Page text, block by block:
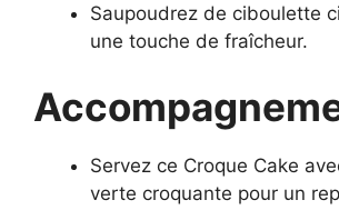
Saupoudrez de ciboulette
une touche de fraîcheur.
Servez ce Croque Cake
verte croquante pour un